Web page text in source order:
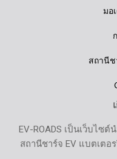
มอ
สถานี
EV-ROADS เป็นเว็บไซ
สถานีชาร์จ EV แบตเต